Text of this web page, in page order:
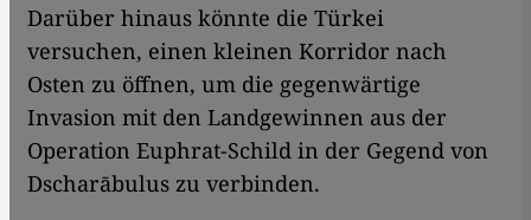
Darüber hinaus könnte die Türkei
versuchen, einen kleinen Korridor nach
Osten zu öffnen, um die gegenwärtige
Invasion mit den Landgewinnen aus der
Operation Euphrat-Schild in der Gegend von
Dscharābulus zu verbinden.